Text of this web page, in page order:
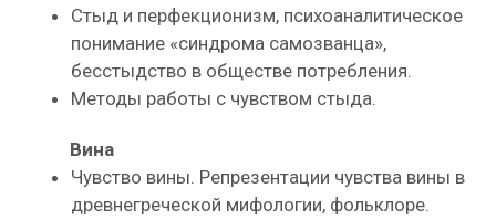
Стыд и перфекционизм, психоаналитическое
понимание «синдрома самозванца»,
бесстыдство в обществе потребления.
Методы работы с чувством стыда.
Вина
Чувство вины. Репрезентации чувства вины в
древнегреческой мифологии, фольклоре.